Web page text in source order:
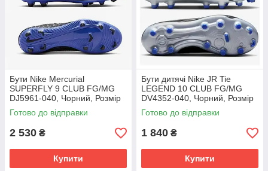
Бути Nike Mercurial
SUPERFLY 9 CLUB FG/MG
DJ5961-040, Чорний, Розмір
(EU) - 42
Готово до відправки
2 530 ₴
Купити
Бути дитячі Nike JR Tie
LEGEND 10 CLUB FG/MG
DV4352-040, Чорний, Розмір
(EU) - 38.5
Готово до відправки
1 840 ₴
Купити